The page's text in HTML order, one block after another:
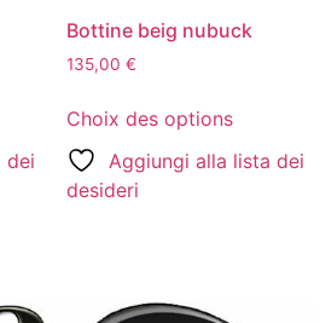
dei
Bottine beig nubuck
135,00 €
Choix des options
Aggiungi alla lista dei
desideri